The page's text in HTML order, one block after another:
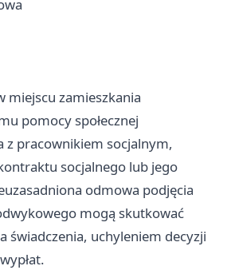
miejscu zamieszkania
pomocy społecznej
z pracownikiem socjalnym,
socjalnego lub jego
odmowa podjęcia
mogą skutkować
świadczenia, uchyleniem decyzji